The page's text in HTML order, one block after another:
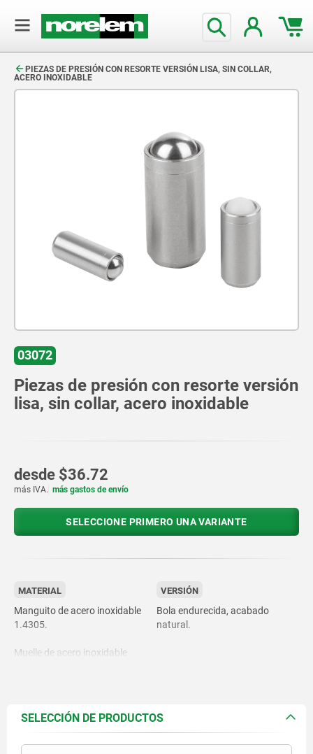
PIEZAS DE PRESIÓN CON RESORTE VERSIÓN LISA, SIN COLLAR,
ACERO INOXIDABLE
03072
Piezas de presión con resorte versión
lisa, sin collar, acero inoxidable
desde $36.72
más IVA. más gastos de envío
SELECCIONE PRIMERO UNA VARIANTE
MATERIAL
Manguito de acero inoxidable
1.4305.
Muelle de acero inoxidable
VERSIÓN
Bola endurecida, acabado
natural.
SELECCIÓN DE PRODUCTOS